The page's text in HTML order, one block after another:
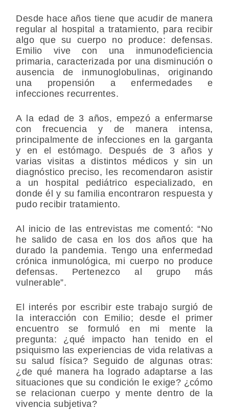
Desde hace años tiene que acudir de manera
regular al hospital a tratamiento, para recibir
algo que su cuerpo no produce: defensas.
Emilio vive con una inmunodeficiencia
primaria, caracterizada por una disminución o
ausencia de inmunoglobulinas, originando
una propensión a enfermedades e
infecciones recurrentes.
A la edad de 3 años, empezó a enfermarse
con frecuencia y de manera intensa,
principalmente de infecciones en la garganta
y en el estómago. Después de 3 años y
varias visitas a distintos médicos y sin un
diagnóstico preciso, les recomendaron asistir
a un hospital pediátrico especializado, en
donde él y su familia encontraron respuesta y
pudo recibir tratamiento.
Al inicio de las entrevistas me comentó: “No
he salido de casa en los dos años que ha
durado la pandemia. Tengo una enfermedad
crónica inmunológica, mi cuerpo no produce
defensas. Pertenezco al grupo más
vulnerable”.
El interés por escribir este trabajo surgió de
la interacción con Emilio; desde el primer
encuentro se formuló en mi mente la
pregunta: ¿qué impacto han tenido en el
psiquismo las experiencias de vida relativas a
su salud física? Seguido de algunas otras:
¿de qué manera ha logrado adaptarse a las
situaciones que su condición le exige? ¿cómo
se relacionan cuerpo y mente dentro de la
vivencia subjetiva?